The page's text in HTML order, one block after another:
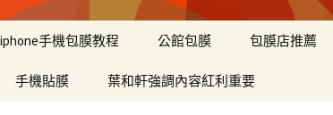
iphone手機包膜教程 公館包膜 包膜店推薦
手機貼膜 葉和軒強調內容紅利重要